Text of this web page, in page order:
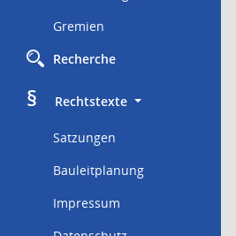
Gremien
Recherche
§
     Rechtstexte
Satzungen
Bauleitplanung
Impressum